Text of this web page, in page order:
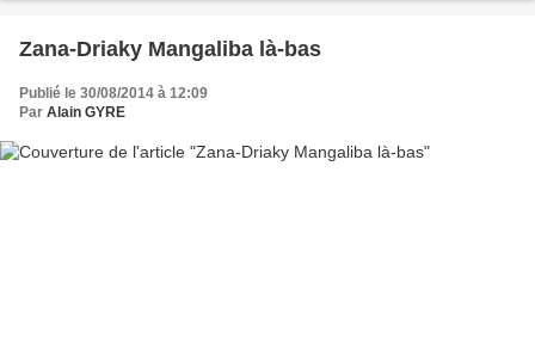
Zana-Driaky Mangaliba là-bas
Publié le 30/08/2014 à 12:09
Par Alain GYRE